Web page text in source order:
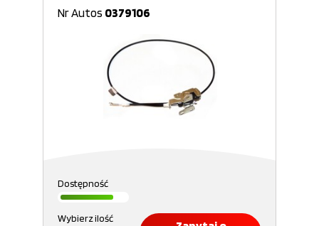
Nr Autos 0379106
Dostępność
Wybierz ilość